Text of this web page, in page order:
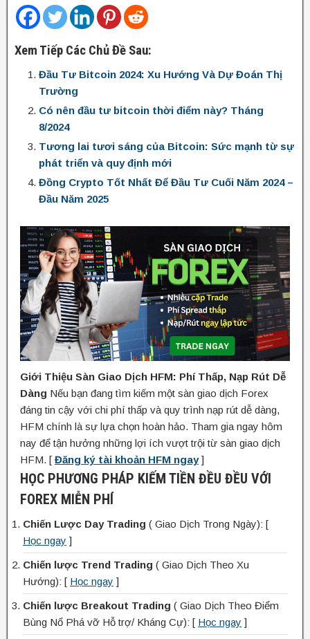
Xem Tiếp Các Chủ Đề Sau:
Đầu Tư Bitcoin 2024: Xu Hướng Và Dự Đoán Thị
Trường
Có nên đầu tư bitcoin thời điểm này? Tháng
8/2024
Tương lai tươi sáng của Bitcoin: Sức mạnh từ sự
phát triển và quy định mới
Đồng Crypto Tốt Nhất Để Đầu Tư Cuối Năm 2024 –
Đầu Năm 2025
Giới Thiệu Sàn Giao Dịch HFM: Phí Thấp, Nạp Rút Dễ
Dàng Nếu bạn đang tìm kiếm một sàn giao dịch Forex
đáng tin cậy với chi phí thấp và quy trình nạp rút dễ dàng,
HFM chính là sự lựa chọn hoàn hảo. Tham gia ngay hôm
nay để tận hưởng những lợi ích vượt trội từ sàn giao dịch
HFM. [ Đăng ký tài khoản HFM ngay]
HỌC PHƯƠNG PHÁP KIẾM TIỀN ĐỀU ĐỀU VỚI
FOREX MIỄN PHÍ
Chiến Lược Day Trading ( Giao Dịch Trong Ngày): [
Học ngay ]
Chiến lược Trend Trading ( Giao Dịch Theo Xu
Hướng): [ Học ngay ]
Chiến lược Breakout Trading ( Giao Dịch Theo Điểm
Bùng Nổ Phá vỡ Hỗ trợ/ Kháng Cự): [ Học ngay ]